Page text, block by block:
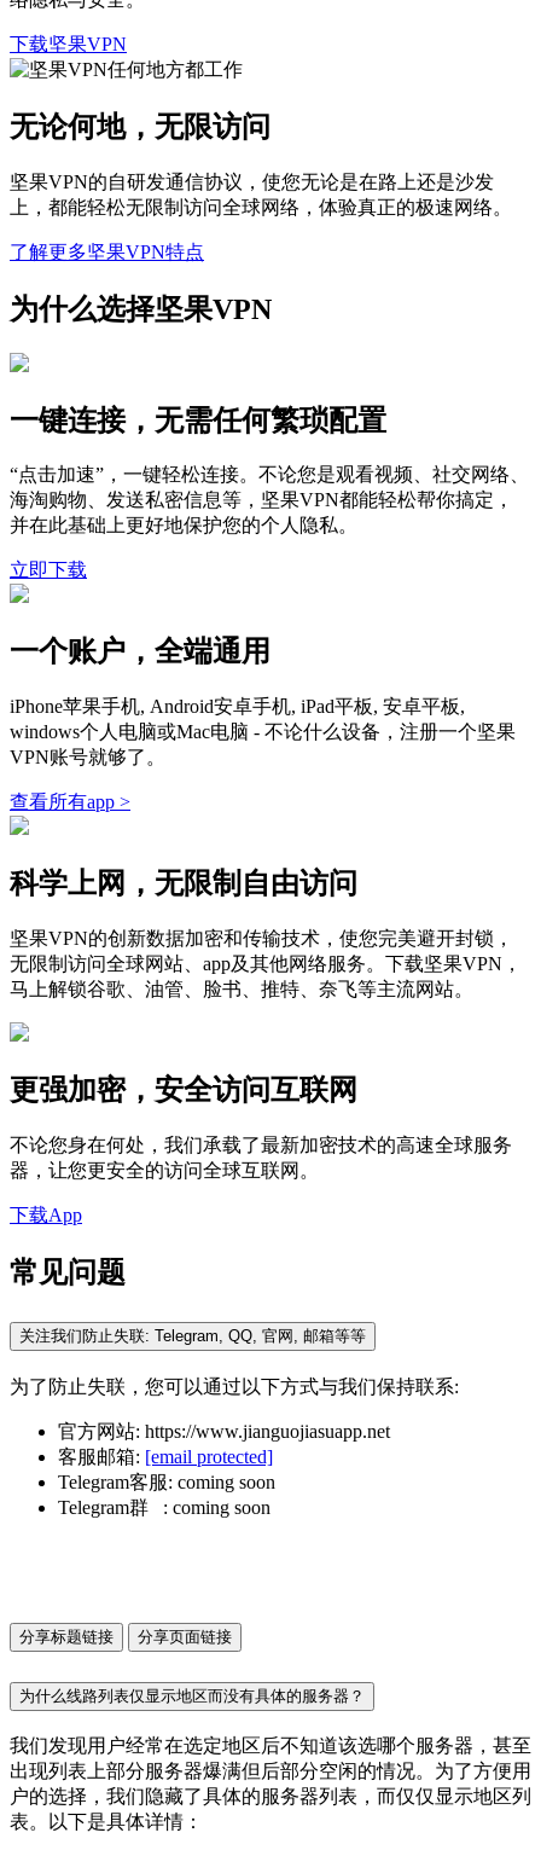
下载坚果VPN
无论何地，无限访问
坚果VPN的自研发通信协议，使您无论是在路上还是沙发
上，都能轻松无限制访问全球网络，体验真正的极速网络。
了解更多坚果VPN特点
为什么选择坚果VPN
一键连接，无需任何繁琐配置
“点击加速”，一键轻松连接。不论您是观看视频、社交网络、
海淘购物、发送私密信息等，坚果VPN都能轻松帮你搞定，
并在此基础上更好地保护您的个人隐私。
立即下载
一个账户，全端通用
iPhone苹果手机, Android安卓手机, iPad平板, 安卓平板,
windows个人电脑或Mac电脑 - 不论什么设备，注册一个坚果
VPN账号就够了。
查看所有app >
科学上网，无限制自由访问
坚果VPN的创新数据加密和传输技术，使您完美避开封锁，
无限制访问全球网站、app及其他网络服务。下载坚果VPN，
马上解锁谷歌、油管、脸书、推特、奈飞等主流网站。
更强加密，安全访问互联网
不论您身在何处，我们承载了最新加密技术的高速全球服务
器，让您更安全的访问全球互联网。
下载App
常见问题
关注我们防止失联: Telegram, QQ, 官网, 邮箱等等
为了防止失联，您可以通过以下方式与我们保持联系:
官方网站: https://www.jianguojiasuapp.net
客服邮箱: [email protected]
Telegram客服: coming soon
Telegram群 : coming soon
分享标题链接 分享页面链接
为什么线路列表仅显示地区而没有具体的服务器？
我们发现用户经常在选定地区后不知道该选哪个服务器，甚至
出现列表上部分服务器爆满但后部分空闲的情况。为了方便用
户的选择，我们隐藏了具体的服务器列表，而仅仅显示地区列
表。以下是具体详情：